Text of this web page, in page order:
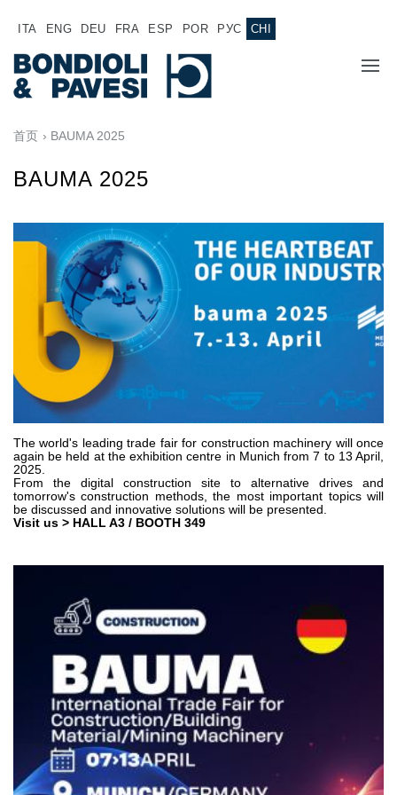
ITA ENG DEU FRA ESP POR РУС CHI
主页
产品
销售网络
诚聘英才
文件
万向传动轴
齿轮变速箱
专为 Bondioli & Pavesi 制造的齿轮变速箱
平行轴齿轮变速箱
特殊应用齿轮变速箱
标准泵驱动
液压控制型多片离合器
齿轮泵和马达
开路式轴向柱塞泵
Motori elettrici brushless - Serie MS
径向活塞电机
专为 Bondioli & Pavesi 制造 的内齿轮油泵和滚切式马达
联轴器系统
控制
液压集成回路
方向控制阀
线性阀
服控制器
控制系统的电子元件
热交换
首页 › BAUMA 2025
BAUMA 2025
The world's leading trade fair for construction machinery will once
again be held at the exhibition centre in Munich from 7 to 13 April,
2025.
From the digital construction site to alternative drives and
tomorrow's construction methods, the most important topics will
be discussed and innovative solutions will be presented.
Visit us > HALL A3 / BOOTH 349